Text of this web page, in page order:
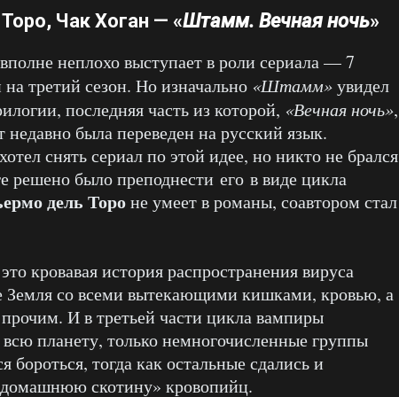
Чак Хоган — «Штамм. Вечная ночь»
неплохо выступает в роли сериала — 7
третий сезон. Но изначально «Штамм»увидел
последняя часть из которой, «Вечная ночь»,
была переведен на русский язык.
хотел снять сериал по этой идее, но никто не брался
решено было преподнести его в виде цикла
дель Тороне умеет в романы, соавтором стал
кровавая история распространения вируса
Земля со всеми вытекающими кишками, кровью, а
И в третьей части цикла вампиры
всю планету, только немногочисленные группы
тогда как остальные сдались и
скотину» кровопийц.